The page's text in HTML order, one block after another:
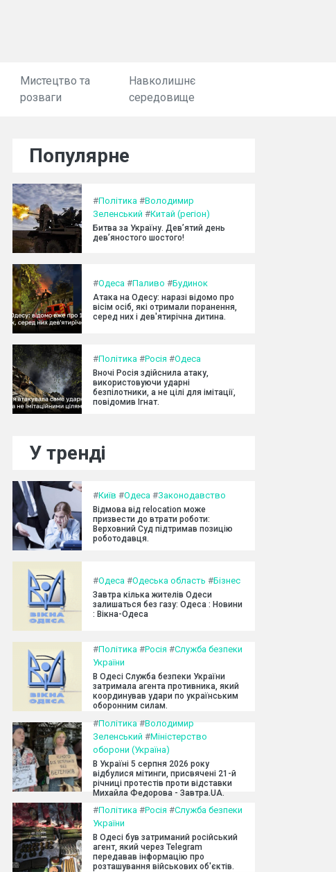
Мистецтво та
розваги
Навколишнє
середовище
Популярне
#Політика #Володимир
Зеленський #Китай (регіон)
Битва за Україну. Дев’ятий день
дев’яностого шостого!
#Одеса #Паливо #Будинок
Атака на Одесу: наразі відомо про
вісім осіб, які отримали поранення,
серед них і дев'ятирічна дитина.
#Політика #Росія #Одеса
Вночі Росія здійснила атаку,
використовуючи ударні
безпілотники, а не цілі для імітації,
повідомив Ігнат.
У тренді
#Київ #Одеса #Законодавство
Відмова від relocation може
призвести до втрати роботи:
Верховний Суд підтримав позицію
роботодавця.
#Одеса #Одеська область #Бізнес
Завтра кілька жителів Одеси
залишаться без газу: Одеса : Новини
: Вікна-Одеса
#Політика #Росія #Служба безпеки
України
В Одесі Служба безпеки України
затримала агента противника, який
координував удари по українським
оборонним силам.
#Політика #Володимир
Зеленський #Міністерство
оборони (Україна)
В Україні 5 серпня 2026 року
відбулися мітинги, присвячені 21-й
річниці протестів проти відставки
Михайла Федорова - Завтра.UA.
#Політика #Росія #Служба безпеки
України
В Одесі був затриманий російський
агент, який через Telegram
передавав інформацію про
розташування військових об'єктів.